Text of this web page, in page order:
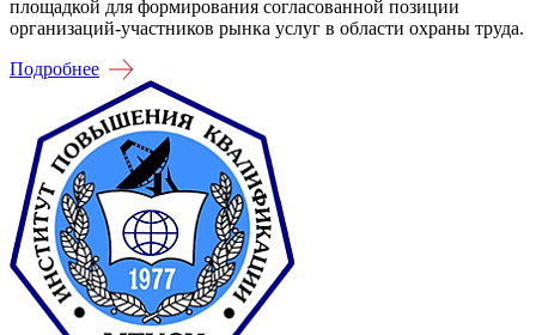
площадкой для формирования согласованной позиции
организаций-участников рынка услуг в области охраны труда.
Подробнее